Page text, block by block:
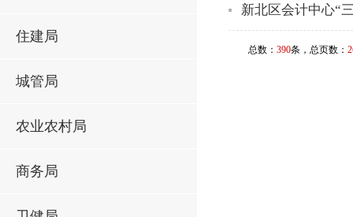
住建局
城管局
农业农村局
商务局
新北区会计中心“
总数： 390条，总页数：